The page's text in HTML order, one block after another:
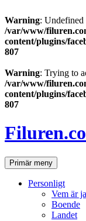
Warning: Undefined
/var/www/
content/plugins/
807
Warning: Trying to
/var/www/
content/plugins/
807
till
innehåll
SökPrimär meny
Personligt
Vem är
Boende
Landet